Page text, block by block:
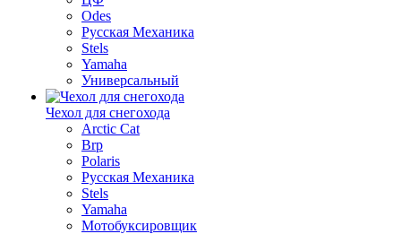
Odes
Русская Механика
Stels
Yamaha
Универсальный
Чехол для снегохода
Arctic Cat
Brp
Polaris
Русская Механика
Stels
Yamaha
Мотобуксировщик